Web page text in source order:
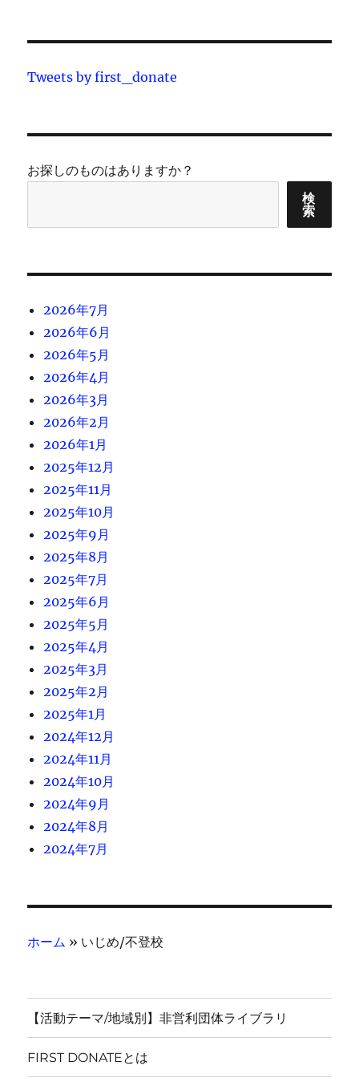
Tweets by first_donate
お探しのものはありますか？
検
索
2026年7月
2026年6月
2026年5月
2026年4月
2026年3月
2026年2月
2026年1月
2025年12月
2025年11月
2025年10月
2025年9月
2025年8月
2025年7月
2025年6月
2025年5月
2025年4月
2025年3月
2025年2月
2025年1月
2024年12月
2024年11月
2024年10月
2024年9月
2024年8月
2024年7月
ホーム » いじめ/不登校
【活動テーマ/地域別】非営利団体ライブラリ
FIRST DONATEとは